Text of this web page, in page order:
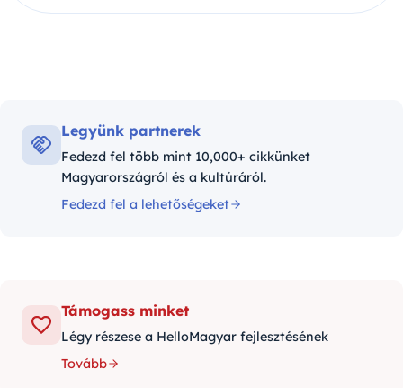
Legyünk partnerek
Fedezd fel több mint 10,000+ cikkünket
Magyarországról és a kultúráról.
Fedezd fel a lehetőségeket
Támogass minket
Légy részese a HelloMagyar fejlesztésének
Tovább